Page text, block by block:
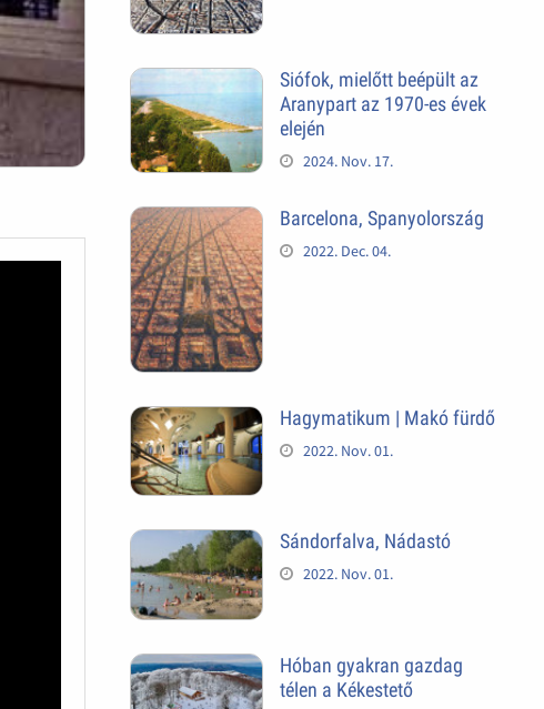
Siófok, mielőtt beépült az
Aranypart az 1970-es évek
elején
2024. Nov. 17.
Barcelona, Spanyolország
2022. Dec. 04.
Hagymatikum | Makó fürdő
2022. Nov. 01.
Sándorfalva, Nádastó
2022. Nov. 01.
Hóban gyakran gazdag
télen a Kékestető